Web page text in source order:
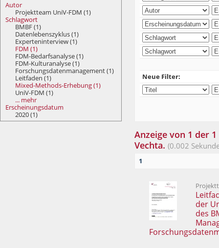
Neue Filter:
Anzeige von 1 der
Vechta. (0.002
1
der
des
Autor
Projektteam UniV-FDM (1)
Schlagwort
BMBF (1)
Datenlebenszyklus (1)
Experteninterview (1)
FDM (1)
FDM-Bedarfsanalyse (1)
FDM-Kulturanalyse (1)
Forschungsdatenmanagement (1)
Leitfaden (1)
Mixed-Methods-Erhebung (1)
UniV-FDM (1)
... mehr
Erscheinungsdatum
2020 (1)